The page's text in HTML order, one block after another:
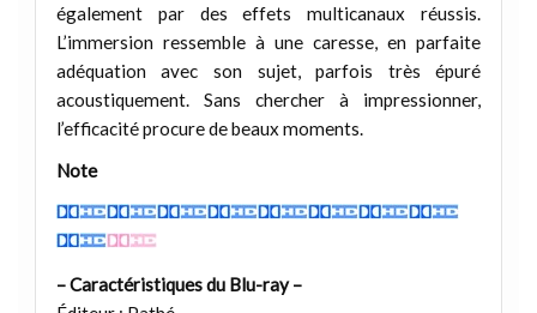
également par des effets multicanaux réussis.
L’immersion ressemble à une caresse, en parfaite
adéquation avec son sujet, parfois très épuré
acoustiquement. Sans chercher à impressionner,
l’efficacité procure de beaux moments.
Note
– Caractéristiques du Blu-ray –